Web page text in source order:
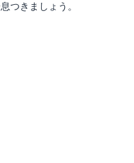
つきましょう。